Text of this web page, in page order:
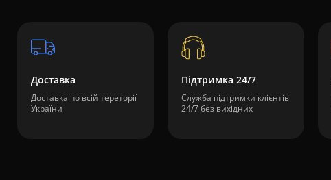
Доставка
Доставка по всій тереторії
України
Підтримка 24/7
Служба підтримки клієнтів
24/7 без вихідних